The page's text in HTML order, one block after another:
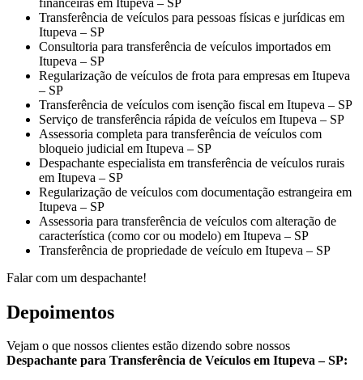
Transferência de veículos para pessoas físicas e jurídicas em
Itupeva – SP
Consultoria para transferência de veículos importados em
Itupeva – SP
Regularização de veículos de frota para empresas em Itupeva
– SP
Transferência de veículos com isenção fiscal em Itupeva – SP
Serviço de transferência rápida de veículos em Itupeva – SP
Assessoria completa para transferência de veículos com
bloqueio judicial em Itupeva – SP
Despachante especialista em transferência de veículos rurais
em Itupeva – SP
Regularização de veículos com documentação estrangeira em
Itupeva – SP
Assessoria para transferência de veículos com alteração de
característica (como cor ou modelo) em Itupeva – SP
Transferência de propriedade de veículo em Itupeva – SP
Falar com um despachante!
Depoimentos
Vejam o que nossos clientes estão dizendo sobre nossos
Despachante para Transferência de Veículos em Itupeva – SP: